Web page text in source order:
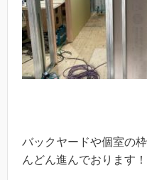
バックヤードや個室の
んどん進んでおります！